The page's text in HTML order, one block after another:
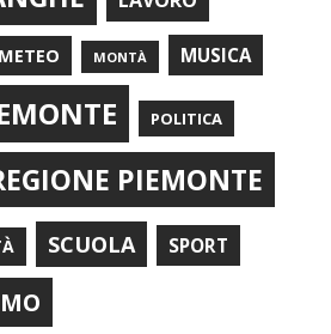
METEO MONTÀ MUSICA
POLITICA
PIEMONTE
SCUOLA SPORT